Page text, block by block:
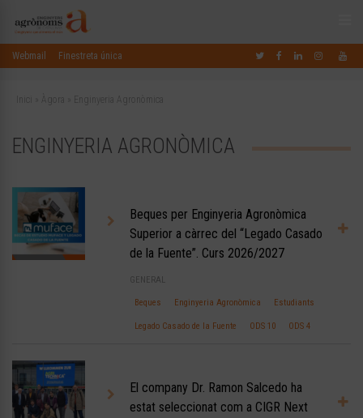
Webmail Finestreta única
Inici Àgora Enginyeria Agronòmica
ENGINYERIA AGRONÒMICA
Beques per Enginyeria Agronòmica
Superior a càrrec del “Legado Casado
de la Fuente”. Curs 2026/2027
GENERAL
Beques Enginyeria Agronòmica Estudiants
Legado Casado de la Fuente ODS 10 ODS 4
El company Dr. Ramon Salcedo ha
estat seleccionat com a CIGR Next